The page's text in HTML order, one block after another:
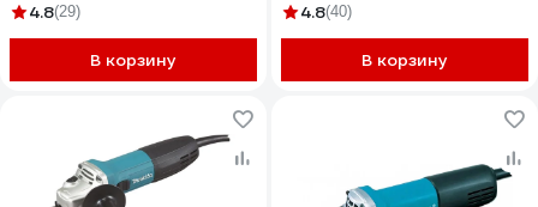
4.8(29)
В корзину
4.8(40)
В корзину